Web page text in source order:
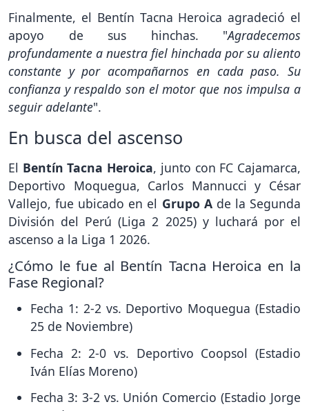
Finalmente, el Bentín Tacna Heroica agradeció el
apoyo de sus hinchas. "Agradecemos
profundamente a nuestra fiel hinchada por su aliento
constante y por acompañarnos en cada paso. Su
confianza y respaldo son el motor que nos impulsa a
seguir adelante".
En busca del ascenso
El Bentín Tacna Heroica, junto con FC Cajamarca,
Deportivo Moquegua, Carlos Mannucci y César
Vallejo, fue ubicado en el Grupo A de la Segunda
División del Perú (Liga 2 2025) y luchará por el
ascenso a la Liga 1 2026.
¿Cómo le fue al Bentín Tacna Heroica en la
Fase Regional?
Fecha 1: 2-2 vs. Deportivo Moquegua (Estadio
25 de Noviembre)
Fecha 2: 2-0 vs. Deportivo Coopsol (Estadio
Iván Elías Moreno)
Fecha 3: 3-2 vs. Unión Comercio (Estadio Jorge